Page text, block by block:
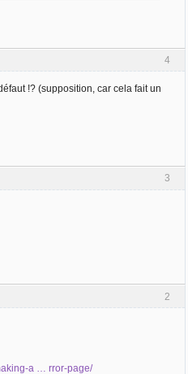
4
!? (supposition, car cela fait un
3
2
a … rror-page/